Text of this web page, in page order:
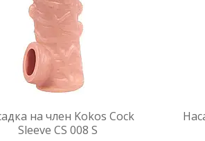
на член Kokos Cock
Sleeve CS 008 S